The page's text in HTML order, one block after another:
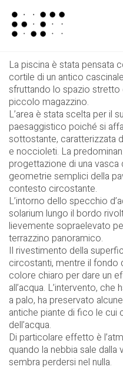
Specchio da
La piscina è stata pensata
cortile di un antico
sfruttando lo spazio stretto
piccolo magazzino.
L’area è stata scelta per il
paesaggistico poiché si
sottostante, caratterizzata
e noccioleti. La
progettazione di una vasca
geometrie semplici della
contesto circostante.
L’intorno dello specchio
solarium lungo il bordo
lievemente sopraelevato
terrazzino panoramico.
Il rivestimento della
circostanti, mentre il fondo
colore chiaro per dare un
all’acqua. L’intervento,
a palo, ha preservato
antiche piante di fico le
dell’acqua.
Di particolare effetto è
quando la nebbia sale dalla
sembra perdersi nel nulla.